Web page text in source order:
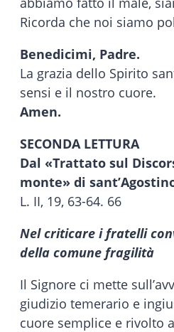
Ricorda che noi siamo
Benedicimi, Padre.
La grazia dello Spirito
sensi e il nostro cuore.
Amen.
SECONDA LETTURA
Dal «Trattato sul
monte» di
L. II, 19, 63-64. 66
Nel criticare i fratelli
della comune fragilità
Il Signore ci mette
giudizio temerario e
cuore semplice e rivolto